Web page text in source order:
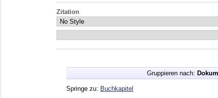
Zitation
Gruppieren nach:
Springe zu: Buchkapitel